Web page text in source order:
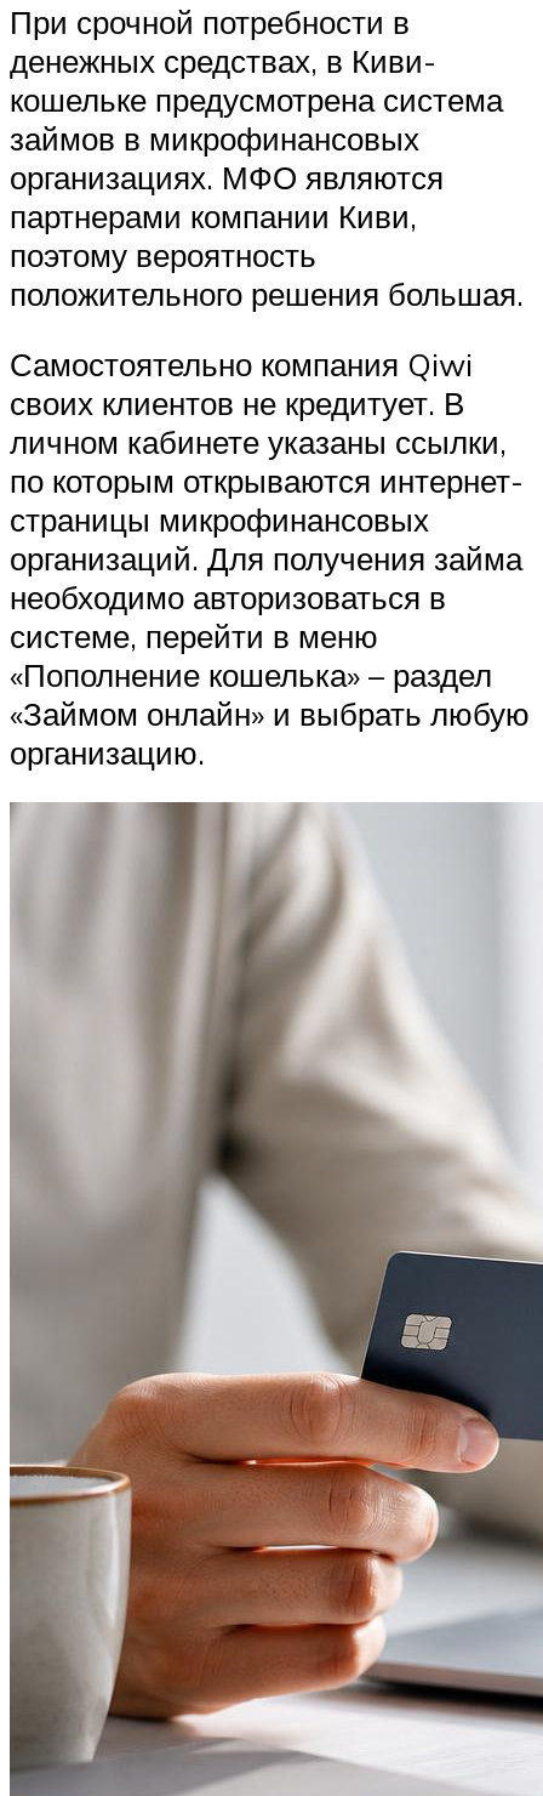
При срочной потребности в
денежных средствах, в Киви-
кошельке предусмотрена система
займов в микрофинансовых
организациях. МФО являются
партнерами компании Киви,
поэтому вероятность
положительного решения большая.
Самостоятельно компания Qiwi
своих клиентов не кредитует. В
личном кабинете указаны ссылки,
по которым открываются интернет-
страницы микрофинансовых
организаций. Для получения займа
необходимо авторизоваться в
системе, перейти в меню
«Пополнение кошелька» – раздел
«Займом онлайн» и выбрать любую
организацию.